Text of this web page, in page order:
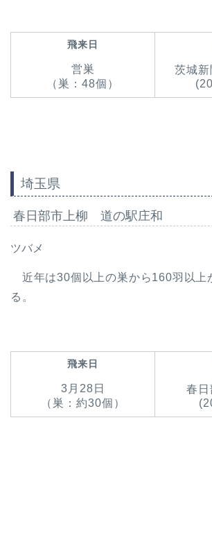
飛来日
営巣
（巣：48個）
茨城新
埼玉県
春日部市上柳 道の駅庄和
ツバメ
近年は30個以上の巣から160羽以上
る。
飛来日
3月28日
（巣：約30個）
春日